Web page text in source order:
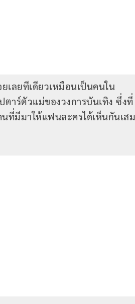
ลยทีเดียวเหมือนเป็นคนใน
าร์ตัวแม่ของวงการบันเทิง ซึ่งที่
ที่มีมาให้แฟนละครได้เห็นกันเส